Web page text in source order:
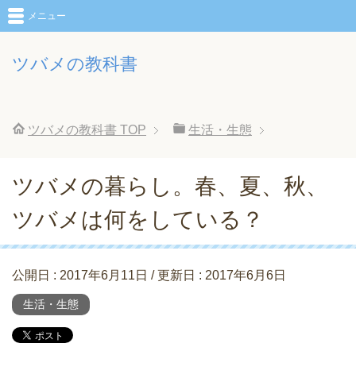
ツバメの教科書
メニュー
ツバメの教科書 TOP 生活・生態
ツバメの暮らし。春、夏、秋、
ツバメは何をしている？
公開日 : 2017年6月11日 / 更新日 : 2017年6月6日
生活・生態